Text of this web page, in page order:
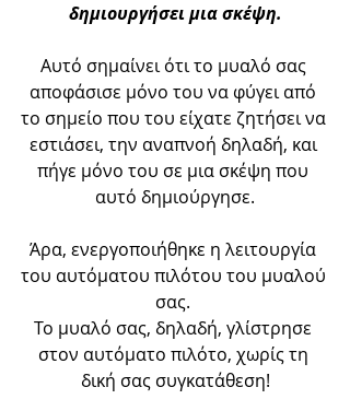
δημιουργήσει μια σκέψη.
Αυτό σημαίνει ότι το μυαλό σας
αποφάσισε μόνο του να φύγει από
το σημείο που του είχατε ζητήσει να
εστιάσει, την αναπνοή δηλαδή, και
πήγε μόνο του σε μια σκέψη που
αυτό δημιούργησε.
Άρα, ενεργοποιήθηκε η λειτουργία
του αυτόματου πιλότου του μυαλού
σας.
Το μυαλό σας, δηλαδή, γλίστρησε
στον αυτόματο πιλότο, χωρίς τη
δική σας συγκατάθεση!